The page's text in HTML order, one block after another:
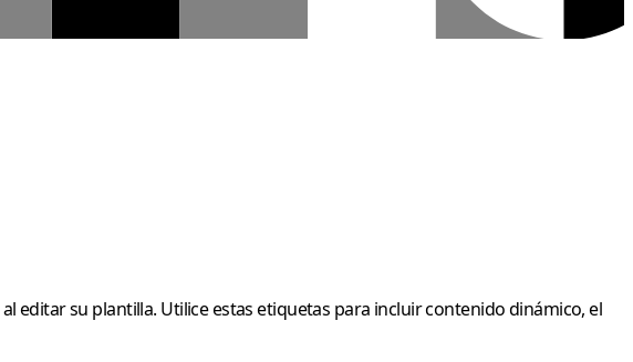
al editar su plantilla. Utilice estas etiquetas para incluir contenido dinámico, el